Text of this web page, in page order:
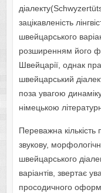
зацікавленість
швейцарського
розширенням його
Швейцарії, однак
швейцарський
поза увагою
німецькою
Переважна
звукову,
швейцарського
варіантів, звертає
просодичного